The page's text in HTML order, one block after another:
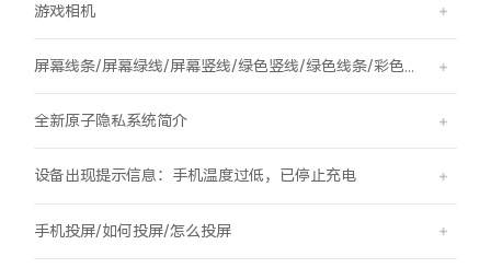
游戏相机
全新原子隐私系统简介
设备出现提示信息：手机温度过低，已停止充电
手机投屏/如何投屏/怎么投屏